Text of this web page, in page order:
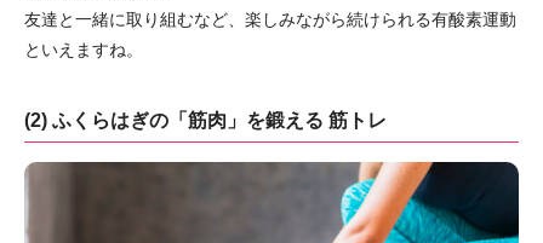
友達と一緒に取り組むなど、楽しみながら続けられる有酸素運動
といえますね。
(2) ふくらはぎの「筋肉」を鍛える 筋トレ